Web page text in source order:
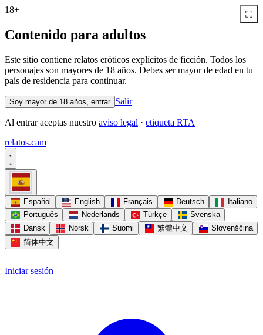
18+
Contenido para adultos
Este sitio contiene relatos eróticos explícitos de ficción. Todos los
personajes son mayores de 18 años. Debes ser mayor de edad en tu
país de residencia para continuar.
Soy mayor de 18 años, entrar Salir
Al entrar aceptas nuestro aviso legal · etiqueta RTA
relatos.cam
Español English Français Deutsch
Italiano
Português
Nederlands Türkçe
Svenska
Dansk
Norsk Suomi 繁體中文
Slovenščina
简体中文
Iniciar sesión